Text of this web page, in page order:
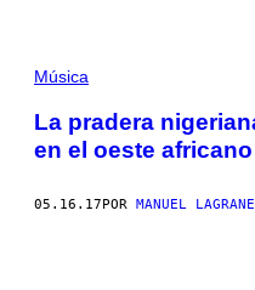
Música
La pradera
en el oeste africano
05.16.17 POR MANUEL